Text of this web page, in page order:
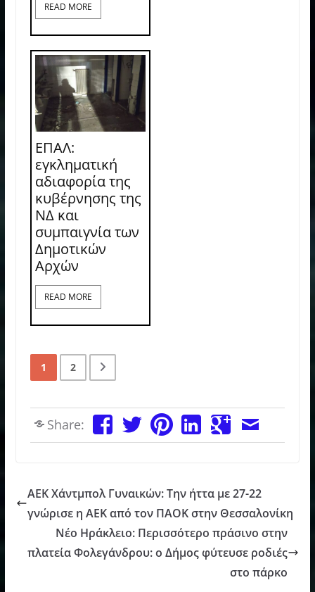
READ MORE
ΕΠΑΛ:
εγκληματική
αδιαφορία της
κυβέρνησης της
ΝΔ και
συμπαιγνία των
Δημοτικών
Αρχών
READ MORE
1 2
Share:
AEK Χάντμπολ Γυναικών: Την ήττα με 27-22
γνώρισε η ΑΕΚ από τον ΠΑΟΚ στην Θεσσαλονίκη
Νέο Ηράκλειο: Περισσότερο πράσινο στην
πλατεία Φολεγάνδρου: ο Δήμος φύτευσε ροδιές
στο πάρκο